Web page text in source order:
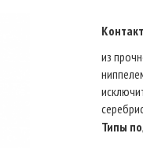
из
Типы